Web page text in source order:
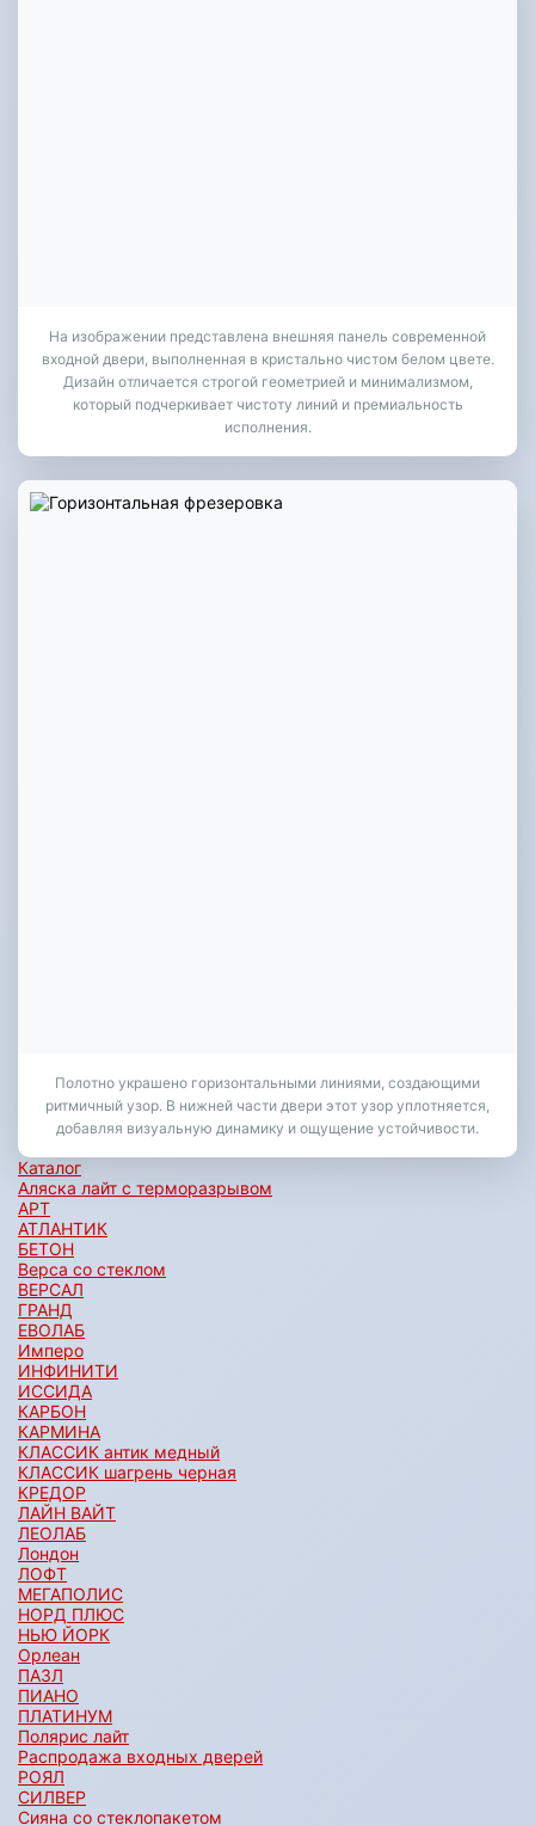
На изображении представлена внешняя панель современной
входной двери, выполненная в кристально чистом белом цвете.
Дизайн отличается строгой геометрией и минимализмом,
который подчеркивает чистоту линий и премиальность
исполнения.
Полотно украшено горизонтальными линиями, создающими
ритмичный узор. В нижней части двери этот узор уплотняется,
добавляя визуальную динамику и ощущение устойчивости.
Каталог
Аляска лайт с терморазрывом
АРТ
АТЛАНТИК
БЕТОН
Верса со стеклом
ВЕРСАЛ
ГРАНД
ЕВОЛАБ
Имперо
ИНФИНИТИ
ИССИДА
КАРБОН
КАРМИНА
КЛАССИК антик медный
КЛАССИК шагрень черная
КРЕДОР
ЛАЙН ВАЙТ
ЛЕОЛАБ
Лондон
ЛОФТ
МЕГАПОЛИС
НОРД ПЛЮС
НЬЮ ЙОРК
Орлеан
ПАЗЛ
ПИАНО
ПЛАТИНУМ
Полярис лайт
Распродажа входных дверей
РОЯЛ
СИЛВЕР
Сияна со стеклопакетом